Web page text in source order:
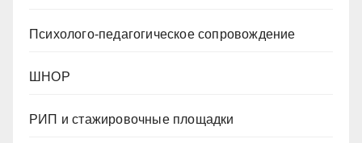
Психолого-педагогическое сопровождение
ШНОР
РИП и стажировочные площадки